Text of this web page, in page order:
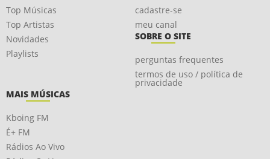
Top Músicas
Top Artistas
Novidades
Playlists
cadastre-se
meu canal
SOBRE O SITE
perguntas frequentes
termos de uso / política de
privacidade
MAIS MÚSICAS
Kboing FM
É+ FM
Rádios Ao Vivo